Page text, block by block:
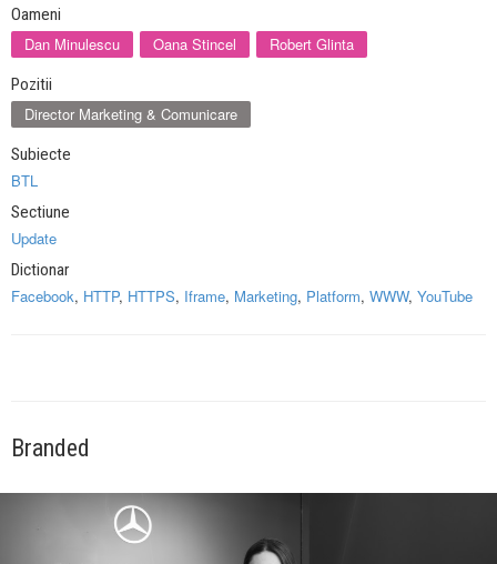
Oameni
Dan Minulescu Oana Stincel Robert Glinta
Pozitii
Director Marketing & Comunicare
Subiecte
BTL
Sectiune
Update
Dictionar
Facebook, HTTP, HTTPS, Iframe, Marketing, Platform, WWW, YouTube
Branded